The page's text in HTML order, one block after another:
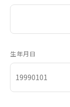
生年月日